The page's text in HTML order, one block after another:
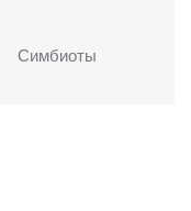
Симбиоты